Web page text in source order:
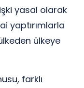
yasal olarak
yaptırımlarla
ülkeye
farklı